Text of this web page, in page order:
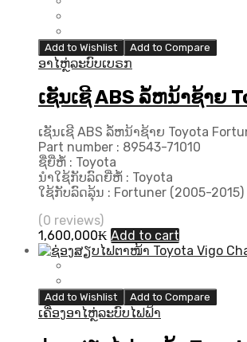
Add to Wishlist Add to Compare
ອາໄຫຼ່ລະບົບເບຣກ
ເຊັນເຊີ ABS ລໍ້ຫນ້າຊ້າຍ
ເຊັນເຊີ ABS ລໍ້ຫນ້າຊ້າຍ Toyota
Part number : 89543-71010
ຊື່ຍີ່ຫໍ້ : Toyota
ນຳໃຊ້ກັບລົດຍີ່ຫໍ້ : Toyota
ໃຊ້ກັບລົດລຸ້ນ : Fortuner (2005-2015)
(0 reviews)
1,600,000₭ Add to cart
Add to Wishlist Add to Compare
ເຄື່ອງອາໄຫຼ່ລະບົບໄຟຟ້າ